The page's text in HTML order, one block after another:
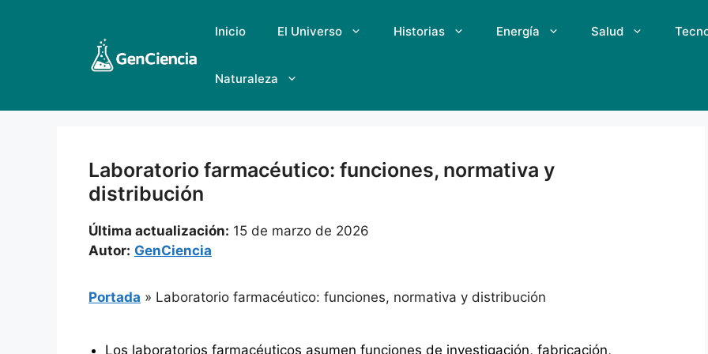
Inicio El Universo Historias Energía Salud
Naturaleza
Laboratorio farmacéutico: funciones, normativa y
distribución
Última actualización: 15 de marzo de 2026
Autor: GenCiencia
Portada » Laboratorio farmacéutico: funciones, normativa y distribución
Los laboratorios farmacéuticos asumen funciones de investigación, fabricación,